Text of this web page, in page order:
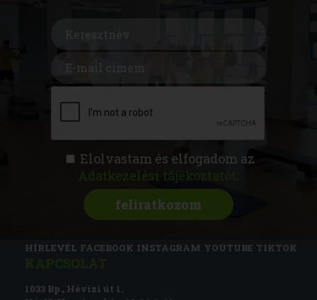
Elolvastam és elfogadom az
Adatkezelési tájékoztatót .
FITNESS AKADÉMIA
RÓLUNK MAGAZIN
CSATLAKOZZ
HÍRLEVÉL FACEBOOK INSTAGRAM YOUTUBE TIKTOK
1033 Bp., Hévízi út 1.